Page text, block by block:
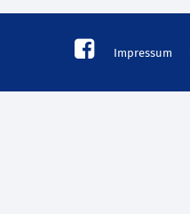
Impressum